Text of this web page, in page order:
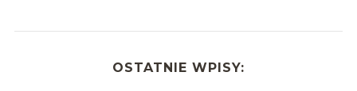
OSTATNIE WPISY: